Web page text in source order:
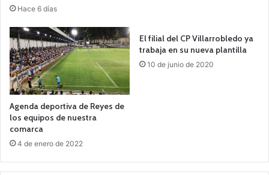
Hace 6 días
Agenda deportiva de Reyes de
los equipos de nuestra
comarca
4 de enero de 2022
El filial del CP Villarrobledo ya
trabaja en su nueva plantilla
10 de junio de 2020